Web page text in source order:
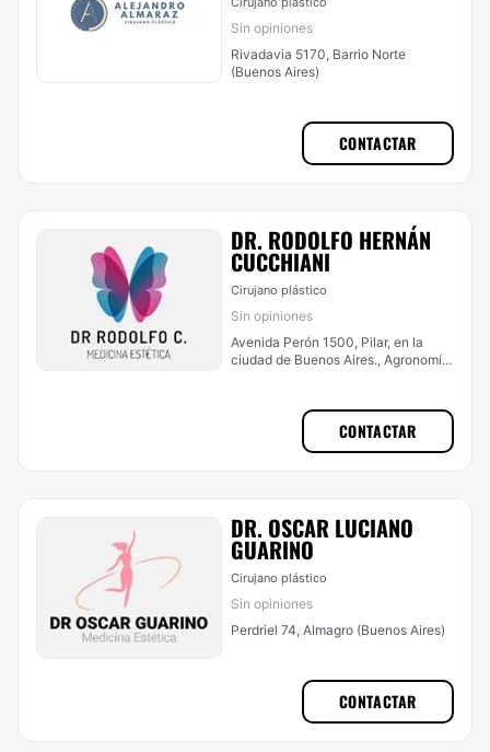
Sin opiniones
Rivadavia 5170, Barrio Norte
(Buenos Aires)
CONTACTAR
DR. RODOLFO HERNÁN
CUCCHIANI
Cirujano plástico
Sin opiniones
Avenida Perón 1500, Pilar, en la
ciudad de Buenos Aires., Agronomía
CONTACTAR
DR. OSCAR LUCIANO
GUARINO
Cirujano plástico
Sin opiniones
Perdriel 74, Almagro (Buenos Aires)
CONTACTAR